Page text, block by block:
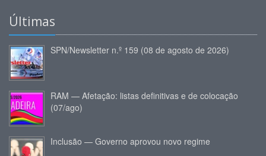
Últimas
SPN/Newsletter n.º 159 (08 de agosto de 2026)
RAM — Afetação: listas definitivas e de colocação
(07/ago)
Inclusão — Governo aprovou novo regime